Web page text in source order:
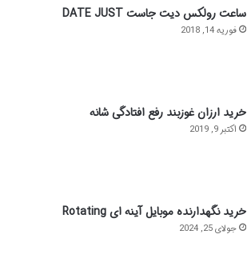
ساعت رولکس دیت جاست DATE JUST
فوریه 14, 2018
خرید ارزان غوزبند رفع افتادگی شانه
اکتبر 9, 2019
خرید نگهدارنده موبایل آینه ای Rotating
جولای 25, 2024